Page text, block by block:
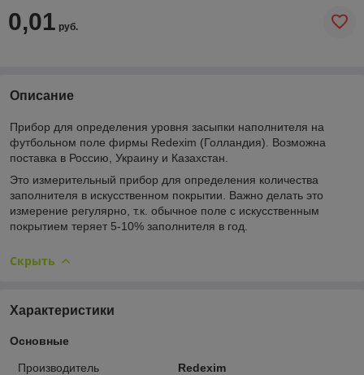
0,01 руб.
Описание
Прибор для определения уровня засыпки наполнителя на
футбольном поле фирмы Redexim (Голландия). Возможна
поставка в Россию, Украину и Казахстан.
Это измерительный прибор для определения количества
заполнителя в искусственном покрытии. Важно делать это
измерение регулярно, т.к. обычное поле с искусственным
покрытием теряет 5-10% заполнителя в год.
Скрыть
Характеристики
Основные
Производитель
Redexim